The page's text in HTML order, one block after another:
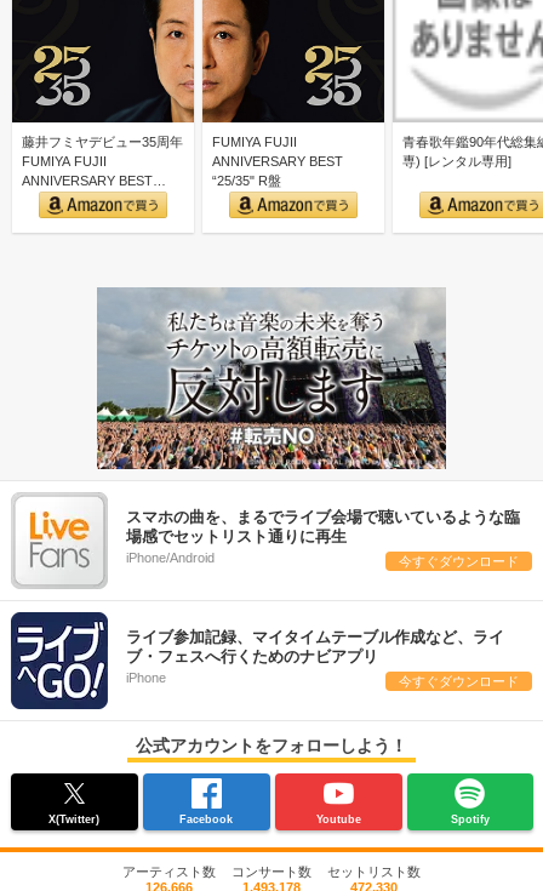
藤井フミヤデビュー35周年
FUMIYA FUJII
ANNIVERSARY BEST
“25/3…
FUMIYA FUJII
ANNIVERSARY BEST
“25/35" R盤
青春歌年鑑90年代総集
専) [レンタル専用]
スマホの曲を、まるでライブ会場で聴いているような臨
場感でセットリスト通りに再生
iPhone/Android 今すぐダウンロード
ライブ参加記録、マイタイムテーブル作成など、ライ
ブ・フェスへ行くためのナビアプリ
iPhone 今すぐダウンロード
公式アカウントをフォローしよう！
X(Twitter) Facebook Youtube Spotify
アーティスト数
126,666
コンサート数
1,493,178
セットリスト数
472,330